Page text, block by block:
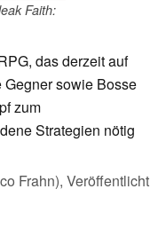
Faith:
das derzeit auf
sowie Bosse
zum
Strategien nötig
Frahn), Veröffentlicht